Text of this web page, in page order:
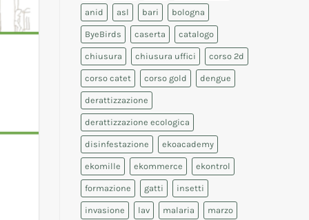
anid asl bari bologna
ByeBirds caserta catalogo
chiusura chiusura uffici corso 2d
corso catet corso gold dengue
derattizzazione
derattizzazione ecologica
disinfestazione ekoacademy
ekomille ekommerce ekontrol
formazione gatti insetti
invasione lav malaria marzo